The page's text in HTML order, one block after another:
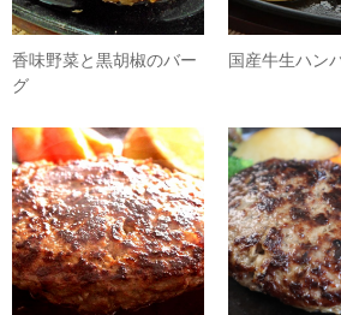
香味野菜と黒胡椒のバー
グ
国産牛生ハン